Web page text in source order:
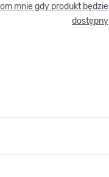
mnie gdy produkt będzie
dostępny